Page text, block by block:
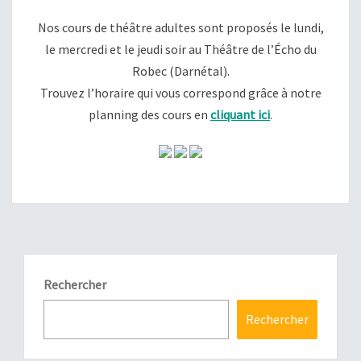
Nos cours de théâtre adultes sont proposés le lundi,
le mercredi et le jeudi soir au Théâtre de l’Écho du
Robec (Darnétal).
Trouvez l’horaire qui vous correspond grâce à notre
planning des cours en cliquant ici.
Rechercher
Rechercher